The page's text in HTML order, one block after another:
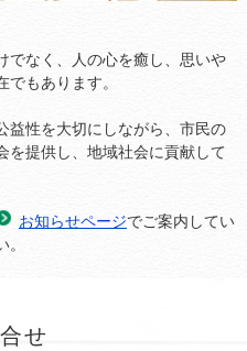
でなく、人の心を癒し、思いや
もあります。
益性を大切にしながら、市民の
を提供し、地域社会に貢献して
お知らせページでご案内してい
せ